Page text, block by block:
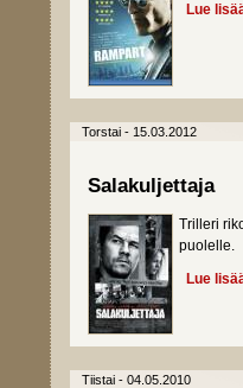
Lue
Torstai - 15.03.2012
Salakuljettaja
Trilleri
puolelle.
Lue
Tiistai - 04.05.2010